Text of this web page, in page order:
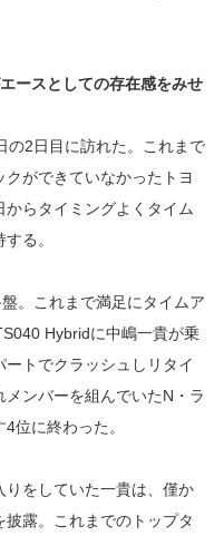
ースとしての存在感をみせ
2日目に訪れた。これまで
ができていなかったトヨ
らタイミングよくタイム
る。
。これまで満足にタイムア
Hybridに中嶋一貴が乗
トでクラッシュしリタイ
ンバーを組んでいたN・ラ
位に終わった。
をしていた一貴は、僅か
露。これまでのトップタ